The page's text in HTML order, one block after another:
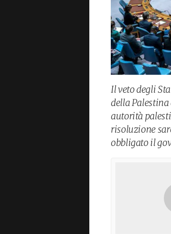
Il veto degli
della
autorità
risoluzione
obbligato il